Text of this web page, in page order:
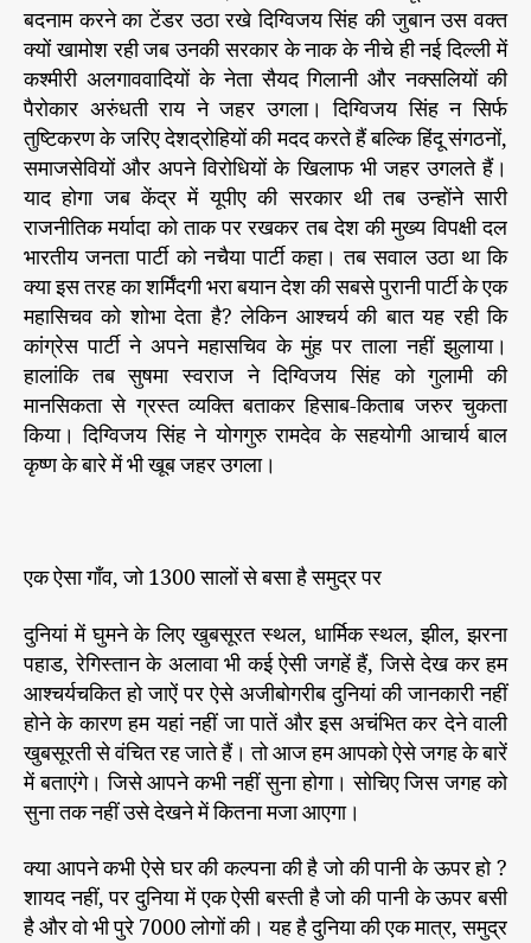
बदनाम करने का टेंडर उठा रखे दिग्विजय सिंह की जुबान उस वक्त
क्यों खामोश रही जब उनकी सरकार के नाक के नीचे ही नई दिल्ली में
कश्मीरी अलगाववादियों के नेता सैयद गिलानी और नक्सलियों की
पैरोकार अरुंधती राय ने जहर उगला। दिग्विजय सिंह न सिर्फ
तुष्टिकरण के जरिए देशद्रोहियों की मदद करते हैं बल्कि हिंदू संगठनों,
समाजसेवियों और अपने विरोधियों के खिलाफ भी जहर उगलते हैं।
याद होगा जब केंद्र में यूपीए की सरकार थी तब उन्होंने सारी
राजनीतिक मर्यादा को ताक पर रखकर तब देश की मुख्य विपक्षी दल
भारतीय जनता पार्टी को नचैया पार्टी कहा। तब सवाल उठा था कि
क्या इस तरह का शर्मिंदगी भरा बयान देश की सबसे पुरानी पार्टी के एक
महासिचव को शोभा देता है? लेकिन आश्चर्य की बात यह रही कि
कांग्रेस पार्टी ने अपने महासचिव के मुंह पर ताला नहीं झुलाया।
हालांकि तब सुषमा स्वराज ने दिग्विजय सिंह को गुलामी की
मानसिकता से ग्रस्त व्यक्ति बताकर हिसाब-किताब जरुर चुकता
किया। दिग्विजय सिंह ने योगगुरु रामदेव के सहयोगी आचार्य बाल
कृष्ण के बारे में भी खूब जहर उगला।
एक ऐसा गाँव, जो 1300 सालों से बसा है समुद्र पर
दुनियां में घुमने के लिए खुबसूरत स्थल, धार्मिक स्थल, झील, झरना
पहाड, रेगिस्तान के अलावा भी कई ऐसी जगहें हैं, जिसे देख कर हम
आश्चर्यचकित हो जाऐं पर ऐसे अजीबोगरीब दुनियां की जानकारी नहीं
होने के कारण हम यहां नहीं जा पातें और इस अचंभित कर देने वाली
खुबसूरती से वंचित रह जाते हैं। तो आज हम आपको ऐसे जगह के बारें
में बताएंगे। जिसे आपने कभी नहीं सुना होगा। सोचिए जिस जगह को
सुना तक नहीं उसे देखने में कितना मजा आएगा।
क्या आपने कभी ऐसे घर की कल्पना की है जो की पानी के ऊपर हो ?
शायद नहीं, पर दुनिया में एक ऐसी बस्ती है जो की पानी के ऊपर बसी
है और वो भी पुरे 7000 लोगों की। यह है दुनिया की एक मात्र, समुद्र